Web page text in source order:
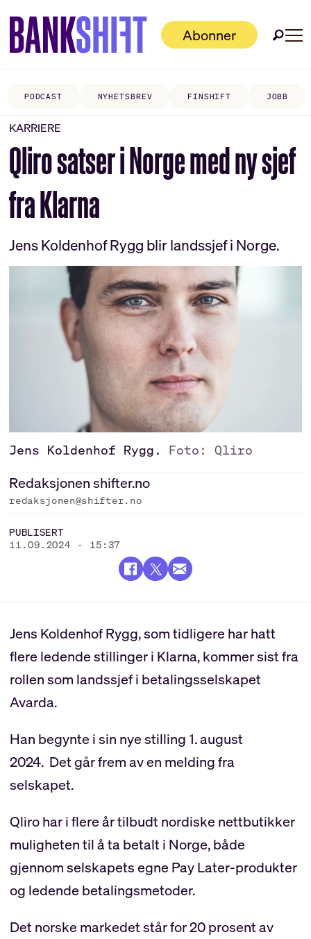
Abonner
PODCAST NYHETSBREV FINSHIFT JOBB
KARRIERE
Qliro satser i Norge med ny sjef
fra Klarna
Jens Koldenhof Rygg blir landssjef i Norge.
Jens Koldenhof Rygg. Foto: Qliro
Redaksjonenshifter.no
redaksjonen@shifter.no
PUBLISERT
11.09.2024 - 15:37
Jens Koldenhof Rygg, som tidligere har hatt
flere ledende stillinger i Klarna, kommer sist fra
rollen som landssjef i betalingsselskapet
Avarda.
Han begynte i sin nye stilling 1. august
2024. Det går frem av en melding fra
selskapet.
Qliro har i flere år tilbudt nordiske nettbutikker
muligheten til å ta betalt i Norge, både
gjennom selskapets egne Pay Later-produkter
og ledende betalingsmetoder.
Det norske markedet står for 20 prosent av